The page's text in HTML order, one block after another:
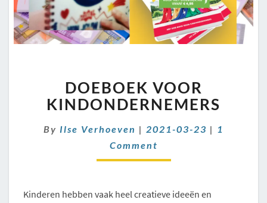
VOOR
KINDONDERNEMERS
DOEBOEK VOOR
KINDONDERNEMERS
By Ilse Verhoeven | 2021-03-23 | 1
Comment
Kinderen hebben vaak heel creatieve ideeën en